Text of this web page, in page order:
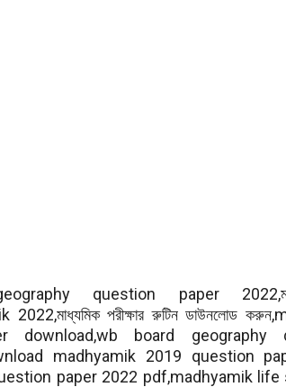
question paper
2022,মাধ্যমিক পরীক্ষার রুটিন ডাউনলোড
download,wb board geography
madhyamik 2019 question
paper 2022 pdf,madhyamik